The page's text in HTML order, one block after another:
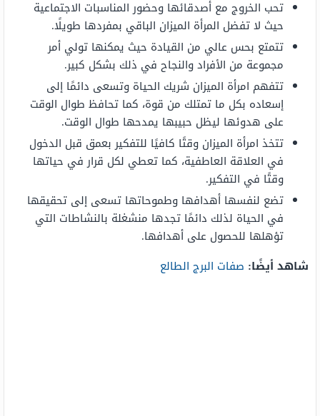
تحب الخروج مع أصدقائها وحضور المناسبات الاجتماعية
حيث لا تفضل المرأة الميزان الباقي بمفردها طويلًا.
تتمتع بحس عالي من القيادة حيث يمكنها تولي أمر
مجموعة من الأفراد والنجاح في ذلك بشكل كبير.
تتفهم امرأة الميزان شريك الحياة وتسعى دائمًا إلى
إسعاده بكل ما تمتلك من قوة، كما تحافظ طوال الوقت
على هدوئها ليظل حبيبها يمدحها طوال الوقت.
تتخذ امرأة الميزان وقتًا كافيًا للتفكير بعمق قبل الدخول
في العلاقة العاطفية، كما تعطي لكل قرار في حياتها
وقتًا في التفكير.
تضع لنفسها أهدافها وطموحاتها تسعى إلى تحقيقها
في الحياة لذلك دائمًا تجدها منشغلة بالنشاطات التي
تؤهلها للحصول على أهدافها.
شاهد أيضًا: صفات البرج الطالع